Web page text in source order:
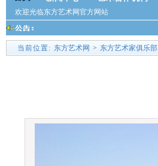
欢迎光临东方艺术网官方网站
当前位置: 东方艺术网 > 东方艺术家俱乐部